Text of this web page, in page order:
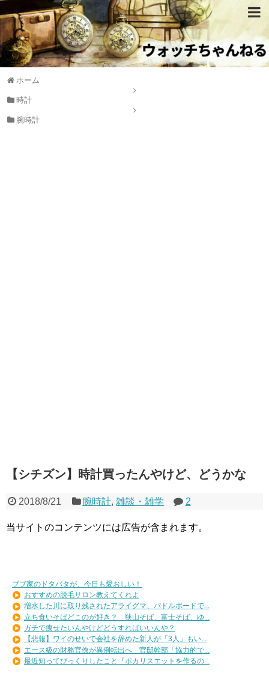
ホーム
時計
腕時計
【シチズン】時計買ったんやけど、どうかな
2018/8/21 腕時計,雑談・雑学 2
当サイトのコンテンツには広告が含まれます。
ブブ家のドタバタが、今日も愛おしい！
おすすめの脱毛サロン教えてくれよ
増水した川に取り残されたアライグマ、パドルボードで...
立ち食いそばどこのが好き？ 狭山そば、富士そば、ゆ...
ガチで痩せたいんやけどどうすればいいんや？
【悲報】ワイのせいで会社を辞めた新人が「3人」もい...
エース級の財務官僚が異例転出へ 官邸幹部「協力的で...
最近知ってびっくりしたこと『ポカリスエットを作るの...